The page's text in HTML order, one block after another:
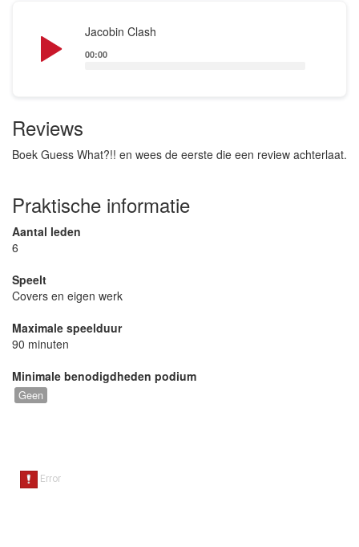
Jacobin Clash
Player
00:00
Reviews
Boek Guess What?!! en wees de eerste die een review achterlaat.
Praktische informatie
Aantal leden
6
Speelt
Covers en eigen werk
Maximale speelduur
90 minuten
Minimale benodigdheden podium
Geen